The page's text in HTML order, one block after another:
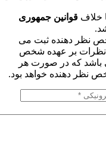
خلاف قوانین جمهوری
نظر دهنده ثبت می
نظرات بر عهده شخص
باشد که در صورت هر
نظر دهنده خواهد بود.